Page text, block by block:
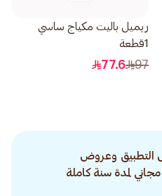
ريميل باليت مكياج ساسي
1قطعة
97
77.6
التطبيق وعروض
لمدة سنة كاملة